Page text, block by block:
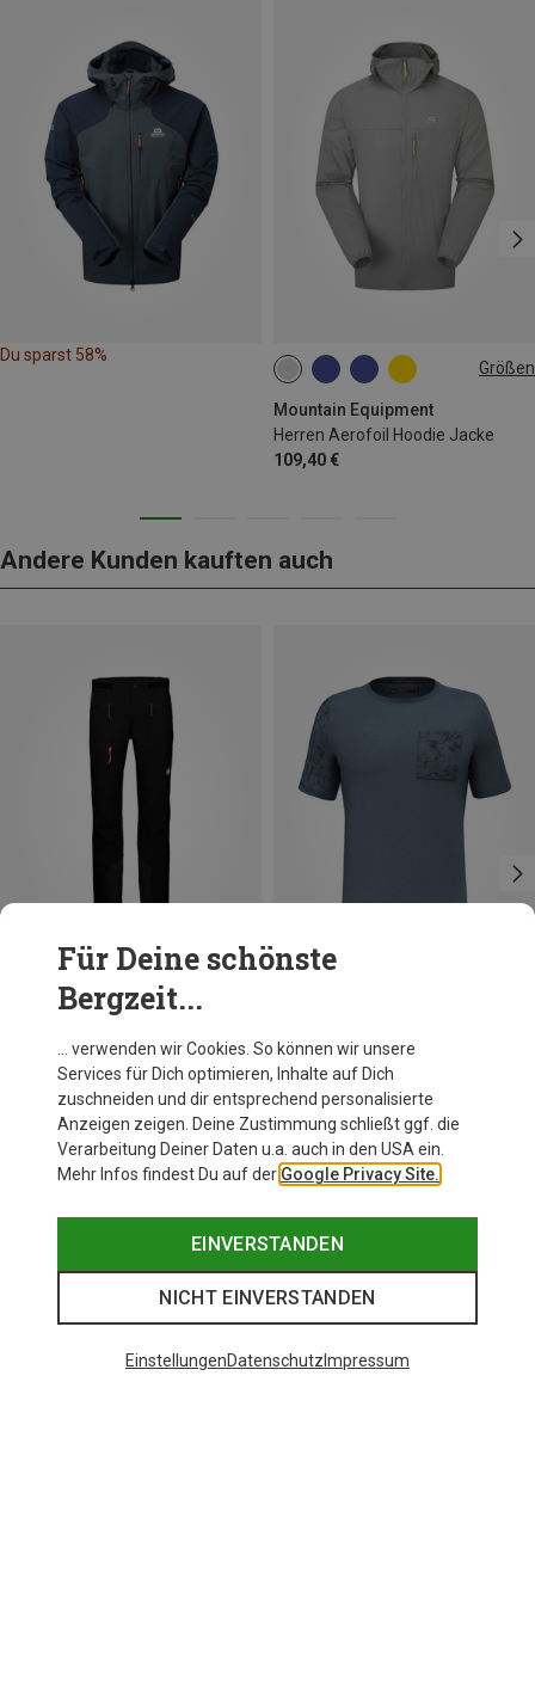
Du sparst 58%
Größen
Mountain Equipment
Herren Aerofoil Hoodie Jacke
109,40 €
S M L XL XXL
Andere Kunden kauften auch
Du sparst 27%
Für Deine schönste
Bergzeit...
… verwenden wir Cookies. So können wir unsere
Services für Dich optimieren, Inhalte auf Dich
zuschneiden und dir entsprechend personalisierte
Anzeigen zeigen. Deine Zustimmung schließt ggf. die
Verarbeitung Deiner Daten u.a. auch in den USA ein.
Mehr Infos findest Du auf der Google Privacy Site.
EINVERSTANDEN
NICHT EINVERSTANDEN
EinstellungenDatenschutz Impressum